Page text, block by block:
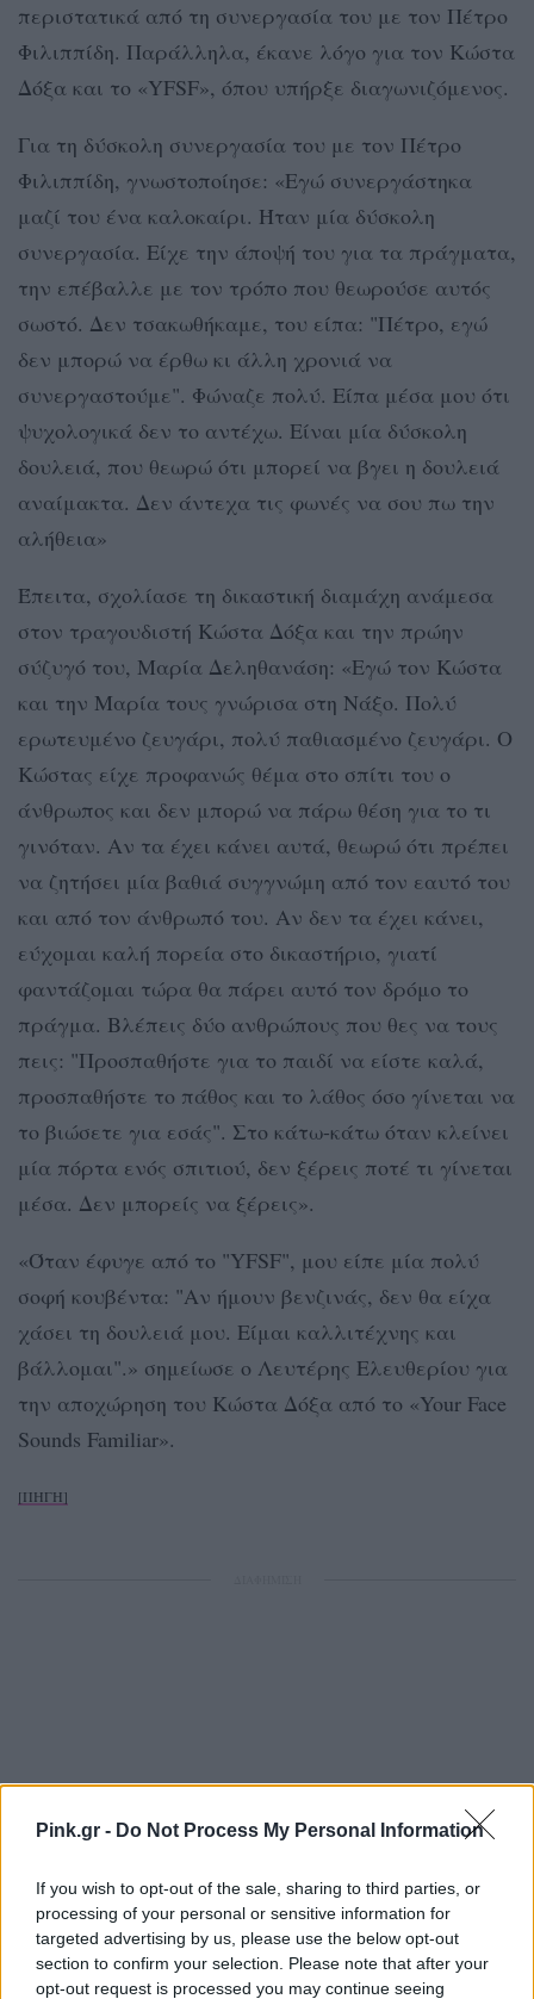
Pink.gr - Do Not Process My Personal Information
If you wish to opt-out of the sale, sharing to third parties, or
processing of your personal or sensitive information for
targeted advertising by us, please use the below opt-out
section to confirm your selection. Please note that after your
opt-out request is processed you may continue seeing
περιστατικά από τη συνεργασία του με τον Πέτρο
Φιλιππίδη. Παράλληλα, έκανε λόγο για τον Κώστα
Δόξα και το «YFSF», όπου υπήρξε διαγωνιζόμενος.
Για τη δύσκολη συνεργασία του με τον Πέτρο
Φιλιππίδη, γνωστοποίησε: «Εγώ συνεργάστηκα
μαζί του ένα καλοκαίρι. Ήταν μία δύσκολη
συνεργασία. Είχε την άποψή του για τα πράγματα,
την επέβαλλε με τον τρόπο που θεωρούσε αυτός
σωστό. Δεν τσακωθήκαμε, του είπα: "Πέτρο, εγώ
δεν μπορώ να έρθω κι άλλη χρονιά να
συνεργαστούμε". Φώναζε πολύ. Είπα μέσα μου ότι
ψυχολογικά δεν το αντέχω. Είναι μία δύσκολη
δουλειά, που θεωρώ ότι μπορεί να βγει η δουλειά
αναίμακτα. Δεν άντεχα τις φωνές να σου πω την
αλήθεια»
Έπειτα, σχολίασε τη δικαστική διαμάχη ανάμεσα
στον τραγουδιστή Κώστα Δόξα και την πρώην
σύζυγό του, Μαρία Δεληθανάση: «Εγώ τον Κώστα
και την Μαρία τους γνώρισα στη Νάξο. Πολύ
ερωτευμένο ζευγάρι, πολύ παθιασμένο ζευγάρι. Ο
Κώστας είχε προφανώς θέμα στο σπίτι του ο
άνθρωπος και δεν μπορώ να πάρω θέση για το τι
γινόταν. Αν τα έχει κάνει αυτά, θεωρώ ότι πρέπει
να ζητήσει μία βαθιά συγγνώμη από τον εαυτό του
και από τον άνθρωπό του. Αν δεν τα έχει κάνει,
εύχομαι καλή πορεία στο δικαστήριο, γιατί
φαντάζομαι τώρα θα πάρει αυτό τον δρόμο το
πράγμα. Βλέπεις δύο ανθρώπους που θες να τους
πεις: "Προσπαθήστε για το παιδί να είστε καλά,
προσπαθήστε το πάθος και το λάθος όσο γίνεται να
το βιώσετε για εσάς". Στο κάτω-κάτω όταν κλείνει
μία πόρτα ενός σπιτιού, δεν ξέρεις ποτέ τι γίνεται
μέσα. Δεν μπορείς να ξέρεις».
«Όταν έφυγε από το "YFSF", μου είπε μία πολύ
σοφή κουβέντα: "Αν ήμουν βενζινάς, δεν θα είχα
χάσει τη δουλειά μου. Είμαι καλλιτέχνης και
βάλλομαι".» σημείωσε ο Λευτέρης Ελευθερίου για
την αποχώρηση του Κώστα Δόξα από το «Your Face
Sounds Familiar».
[ΠΗΓΗ]